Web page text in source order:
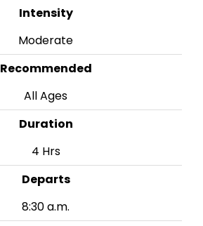
Intensity
Moderate
Recommended
All Ages
Duration
4 Hrs
Departs
8:30 a.m.